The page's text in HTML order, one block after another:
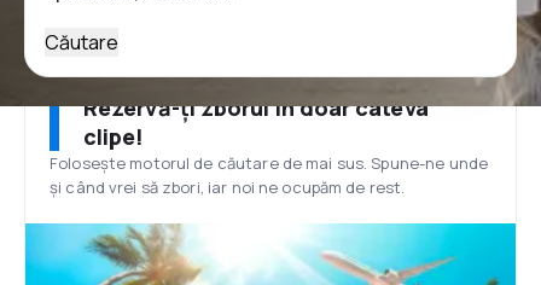
Căutare
Rezervă-ți zborul în doar câteva
clipe!
Folosește motorul de căutare de mai sus. Spune-ne unde
și când vrei să zbori, iar noi ne ocupăm de rest.